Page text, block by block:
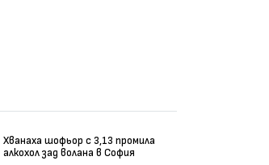
Хванаха шофьор с 3,13 промила
алкохол зад волана в София